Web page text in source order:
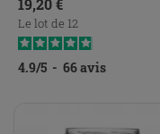
19,20 €
Le lot de 12
4.9/5 - 66avis